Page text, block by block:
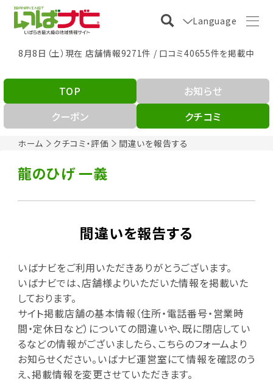
Language
8月8日（土）現在 店舗情報9271件 / 口コミ40655件を掲載中
ホーム クチコミ・評価 間違いを報告する
TOP
お知らせ
クーポン
クチコミ
龍のひげ 一義
間違いを報告する
いばナビをご利用いただきありがとうございます。
いばナビでは、店舗様よりいただいた情報を掲載いた
しております。
サイト掲載店舗の基本情報（住所・電話番号・営業時
間・定休日など）についての間違いや、既に閉店してい
るなどの情報がございましたら、こちらのフォームより
お知らせください。いばナビ運営室にて情報を確認のう
え、掲載情報を変更させていただきます。